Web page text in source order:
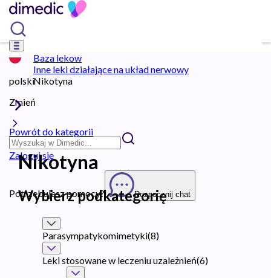
polski
Zmień
Zaloguj się
Potrzebujesz pomocy? Rozpocznij chat
Baza lekow
Inne leki działające na układ nerwowy
Nikotyna
Powrót do kategorii
Nikotyna
Wybierz podkategorię
Parasympatykomimetyki(8)
Leki stosowane w leczeniu uzależnień(6)